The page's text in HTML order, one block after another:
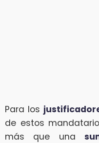
Para los
de estos
más que una